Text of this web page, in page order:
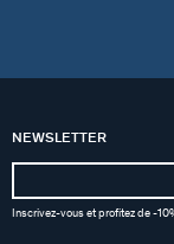
NEWSLETTER
Inscrivez-vous et profitez de -